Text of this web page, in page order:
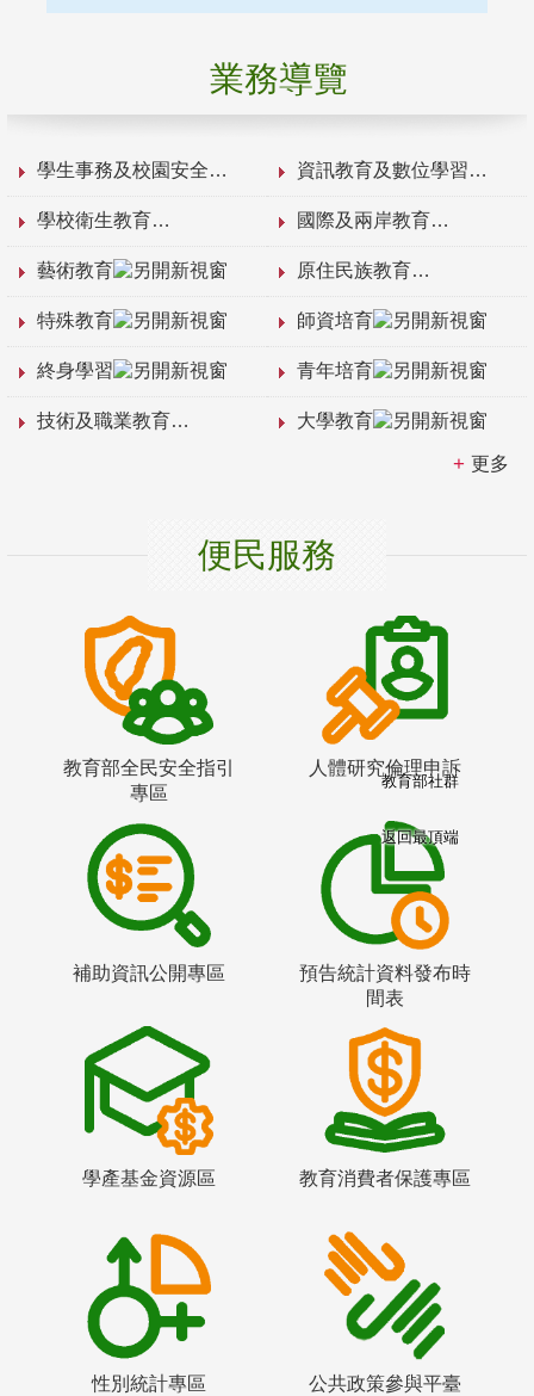
業務導覽
學生事務及校園安全 資訊教育及數位學習
學校衛生教育 國際及兩岸教育
藝術教育 原住民族教育
特殊教育 師資培育
終身學習 青年培育
技術及職業教育 大學教育
更多
便民服務
教育部全民安全指引
專區
人體研究倫理申訴
補助資訊公開專區
預告統計資料發布時
間表
學產基金資源區 教育消費者保護專區
性別統計專區 公共政策參與平臺
教育部社群
返回最頂端